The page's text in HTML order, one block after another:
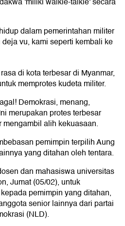
dalam pemerintahan militer
vu, kami seperti kembali ke
di kota terbesar di Myanmar,
memprotes kudeta militer.
Demokrasi, menang,
merupakan protes terbesar
alih kekuasaan.
pemimpin terpilih Aung
yang ditahan oleh tentara.
dan mahasiswa universitas
Jumat (05/02), untuk
pemimpin yang ditahan,
senior lainnya dari partai
(NLD).